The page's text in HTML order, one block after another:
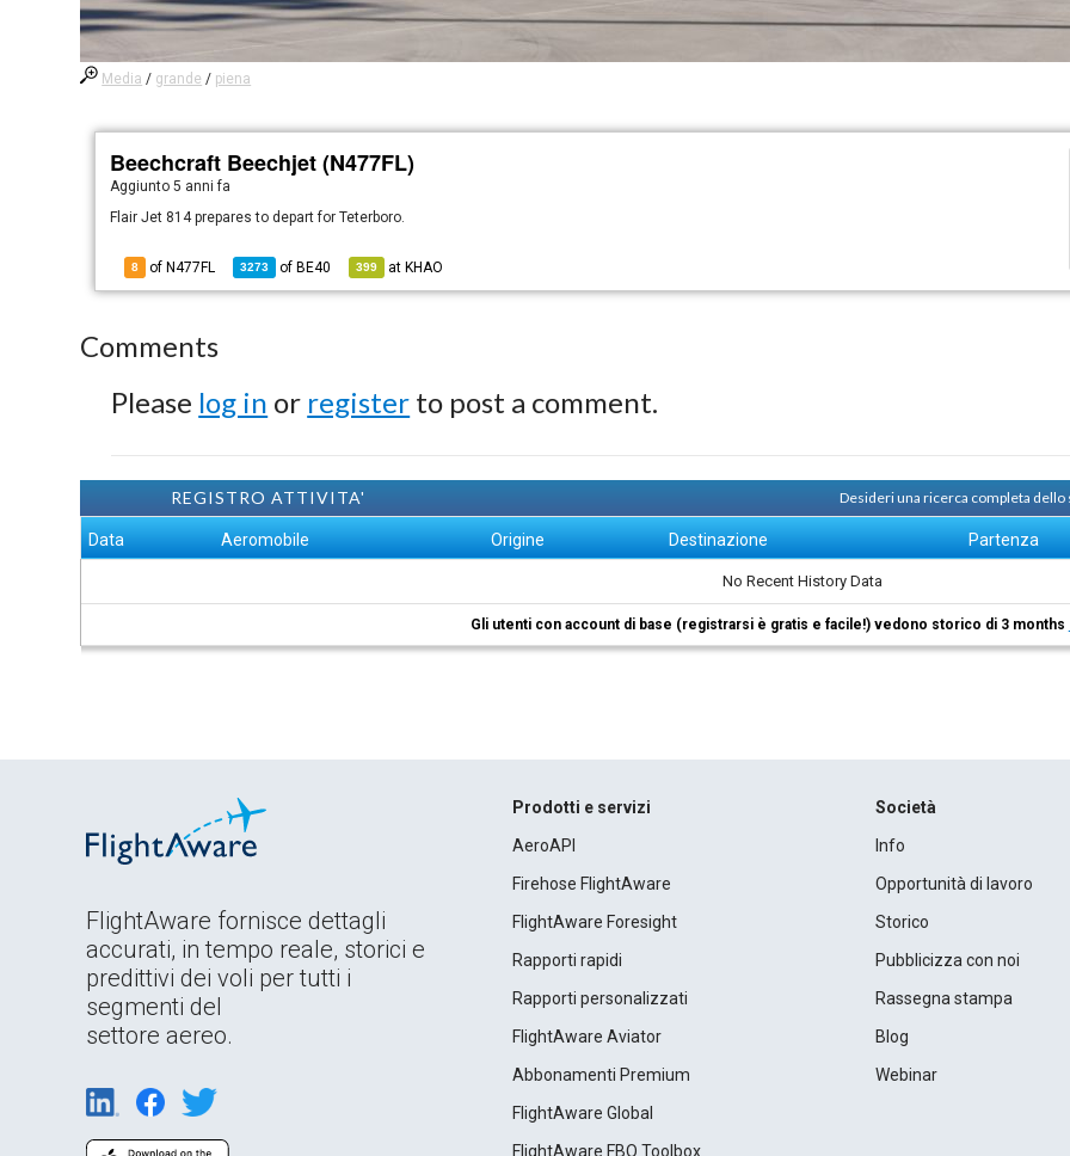
Media / grande / piena
Beechcraft Beechjet (N477FL)
Aggiunto5 anni fa
Flair Jet 814 prepares to depart for Teterboro.
8 of N477FL 3273 of BE40 399 at KHAO
Comments
Please log in or register to post a comment.
REGISTRO ATTIVITA' Desideri una ricerca completa
Data Aeromobile Origine Destinazione Partenza
No Recent History Data
Gli utenti con account di base (registrarsi è gratis e facile!) vedono storico di 3 months
FlightAware fornisce dettagli
accurati, in tempo reale, storici e
predittivi dei voli per tutti i
segmenti del
settore aereo.
Prodotti e servizi
AeroAPI
Firehose FlightAware
FlightAware Foresight
Rapporti rapidi
Rapporti personalizzati
FlightAware Aviator
Abbonamenti Premium
FlightAware Global
FlightAware FBO Toolbox
Società
Info
Opportunità di lavoro
Storico
Pubblicizza con noi
Rassegna stampa
Blog
Webinar